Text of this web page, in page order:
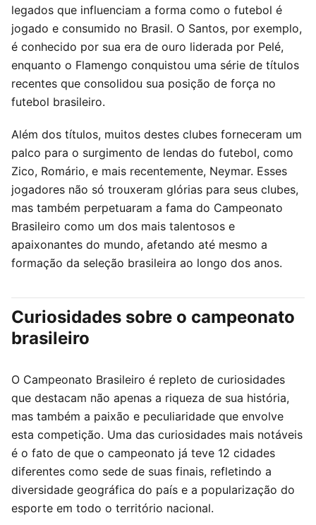
legados que influenciam a forma como o futebol é
jogado e consumido no Brasil. O Santos, por exemplo,
é conhecido por sua era de ouro liderada por Pelé,
enquanto o Flamengo conquistou uma série de títulos
recentes que consolidou sua posição de força no
futebol brasileiro.
Além dos títulos, muitos destes clubes forneceram um
palco para o surgimento de lendas do futebol, como
Zico, Romário, e mais recentemente, Neymar. Esses
jogadores não só trouxeram glórias para seus clubes,
mas também perpetuaram a fama do Campeonato
Brasileiro como um dos mais talentosos e
apaixonantes do mundo, afetando até mesmo a
formação da seleção brasileira ao longo dos anos.
Curiosidades sobre o campeonato
brasileiro
O Campeonato Brasileiro é repleto de curiosidades
que destacam não apenas a riqueza de sua história,
mas também a paixão e peculiaridade que envolve
esta competição. Uma das curiosidades mais notáveis
é o fato de que o campeonato já teve 12 cidades
diferentes como sede de suas finais, refletindo a
diversidade geográfica do país e a popularização do
esporte em todo o território nacional.